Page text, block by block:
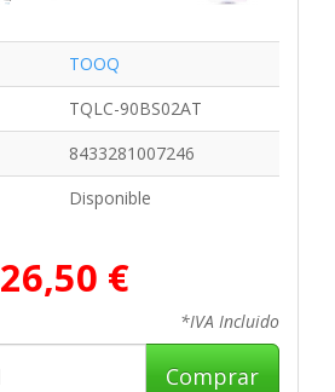
TOOQ
TQLC-90BS02AT
8433281007246
Disponible
26,50 €
*IVA Incluido
Comprar